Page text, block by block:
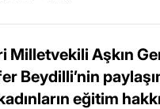
Milletvekili Aşkın
Beydilli’nin
eğitim